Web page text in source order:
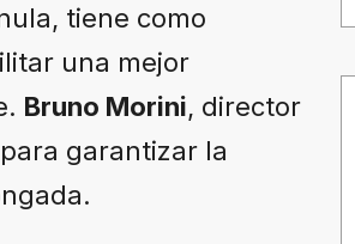
tiene como
una mejor
Bruno Morini, director
garantizar la